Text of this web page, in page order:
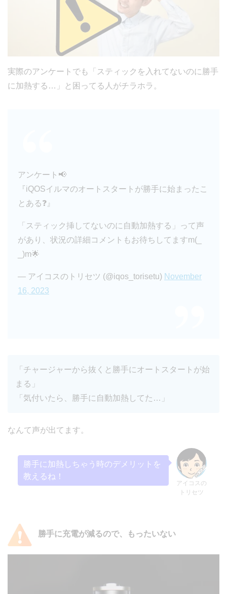
実際のアンケートでも「スティックを入れてないのに勝手
に加熱する…」と困ってる人がチラホラ。
アンケート📢
『iQOSイルマのオートスタートが勝手に始まったこ
とある❓』
「スティック挿してないのに自動加熱する」って声
があり、状況の詳細コメントもお待ちしてますm(_
_)m🌟
— アイコスのトリセツ (@iqos_torisetu) November
16, 2023
「チャージャーから抜くと勝手にオートスタートが始
まる」
「気付いたら、勝手に自動加熱してた…」
なんて声が出てます。
アイコスの
トリセツ
勝手に加熱しちゃう時のデメリットを
教えるね！
勝手に充電が減るので、もったいない